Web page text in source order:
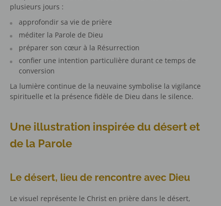
plusieurs jours :
approfondir sa vie de prière
méditer la Parole de Dieu
préparer son cœur à la Résurrection
confier une intention particulière durant ce temps de
conversion
La lumière continue de la neuvaine symbolise la vigilance
spirituelle et la présence fidèle de Dieu dans le silence.
Une illustration inspirée du désert et
de la Parole
Le désert, lieu de rencontre avec Dieu
Le visuel représente le Christ en prière dans le désert,